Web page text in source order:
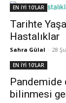
EN İYİ 10'LAR
Tarihte
Hastalıklar
Sahra Gülal - 28
EN İYİ 10'LAR
Pandemide
bilinmesi